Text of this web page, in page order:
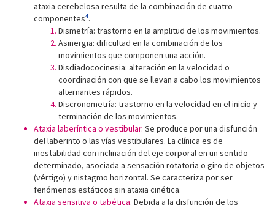
ataxia cerebelosa resulta de la combinación de cuatro
componentes4.
Dismetría: trastorno en la amplitud de los movimientos.
Asinergia: dificultad en la combinación de los
movimientos que componen una acción.
Disdiadococinesia: alteración en la velocidad o
coordinación con que se llevan a cabo los movimientos
alternantes rápidos.
Discronometría: trastorno en la velocidad en el inicio y
terminación de los movimientos.
Ataxia laberíntica o vestibular. Se produce por una disfunción
del laberinto o las vías vestibulares. La clínica es de
inestabilidad con inclinación del eje corporal en un sentido
determinado, asociada a sensación rotatoria o giro de objetos
(vértigo) y nistagmo horizontal. Se caracteriza por ser
fenómenos estáticos sin ataxia cinética.
Ataxia sensitiva o tabética. Debida a la disfunción de los